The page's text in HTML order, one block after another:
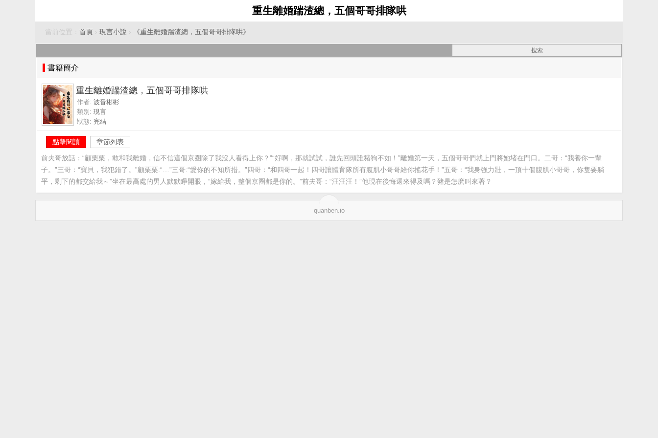
重生離婚踹渣總，五個哥哥排隊哄
當前位置： 首頁 › 現言小說 › 《重生離婚踹渣總，五個哥哥排隊哄》
書籍簡介
重生離婚踹渣總，五個哥哥排隊哄
作者: 波音彬彬
類別: 現言
狀態: 完結
點擊閱讀 章節列表
前夫哥放話：“顧栗栗，敢和我離婚，信不信這個京圈除了我沒人看得上你？”“好啊，那就試試，誰先回頭誰豬狗不如！”離婚第一天，五個哥哥們就上門將她堵在門口。二哥：“我養你一輩
子。”三哥：“寶貝，我犯錯了。”顧栗栗:“…”三哥:“愛你的不知所措。”四哥：“和四哥一起！四哥讓體育隊所有腹肌小哥哥給你搖花手！”五哥：“我身強力壯，一頂十個腹肌小哥哥，你隻要躺
平，剩下的都交給我～”坐在最高處的男人默默睜開眼，“嫁給我，整個京圈都是你的。”前夫哥：“汪汪汪！”他現在後悔還來得及嗎？豬是怎麽叫來著？
quanben.io